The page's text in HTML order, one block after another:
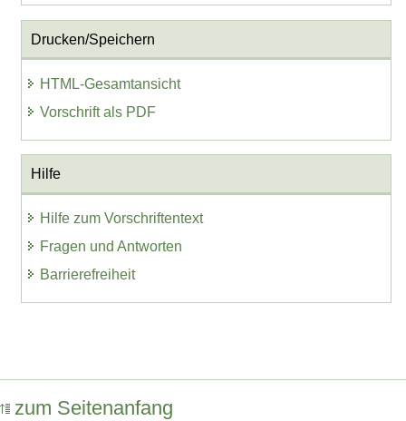
Drucken/Speichern
HTML-Gesamtansicht
Vorschrift als PDF
Hilfe
Hilfe zum Vorschriftentext
Fragen und Antworten
Barrierefreiheit
zum Seitenanfang